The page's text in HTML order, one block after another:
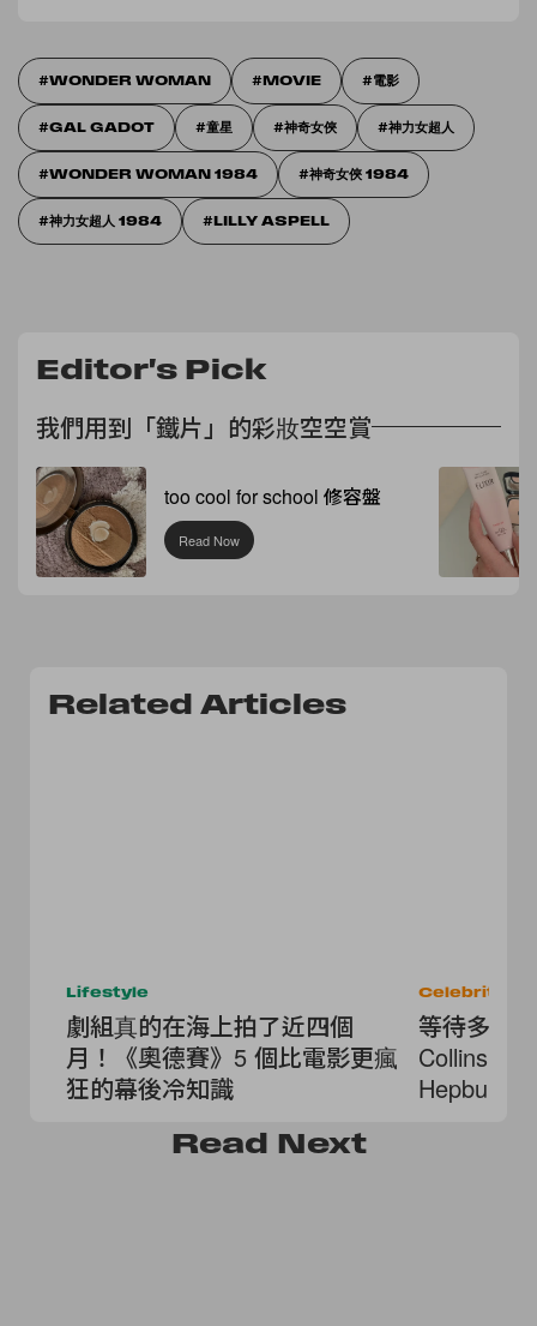
WONDER WOMAN MOVIE 電影
GAL GADOT 童星 神奇女俠 神力女超人
WONDER WOMAN 1984 神奇女俠 1984
神力女超人 1984 LILLY ASPELL
Editor's Pick
我們用到「鐵片」的彩妝空空賞
too cool for school 修容盤
Read Now
Related Articles
Lifestyle
劇組真的在海上拍了近四個
月！《奧德賽》5 個比電影更瘋
狂的幕後冷知識
Celebrities
等待多年
Collins 確
Hepburn
Read Next